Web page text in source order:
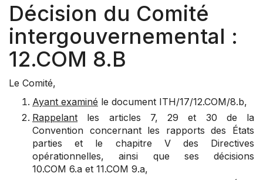
Décision du Comité
intergouvernemental :
12.COM 8.B
Le Comité,
Ayant examiné le document ITH/17/12.COM/8.b,
Rappelant les articles 7, 29 et 30 de la
Convention concernant les rapports des États
parties et le chapitre V des Directives
opérationnelles, ainsi que ses décisions
10.COM 6.a et 11.COM 9.a,